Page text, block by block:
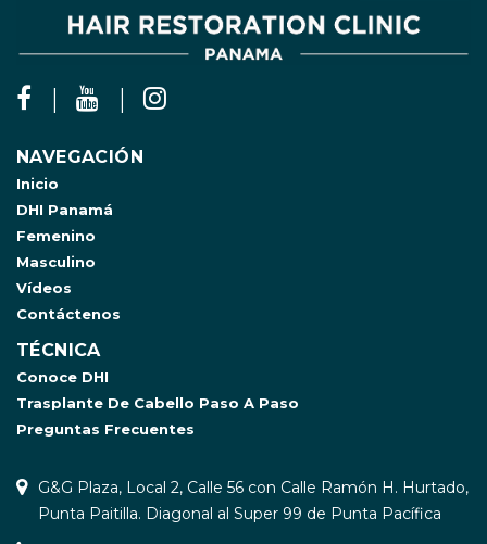
NAVEGACIÓN
Inicio
DHI Panamá
Femenino
Masculino
Vídeos
Contáctenos
TÉCNICA
Conoce DHI
Trasplante De Cabello Paso A Paso
Preguntas Frecuentes
G&G Plaza, Local 2, Calle 56 con Calle Ramón H. Hurtado,
Punta Paitilla. Diagonal al Super 99 de Punta Pacífica